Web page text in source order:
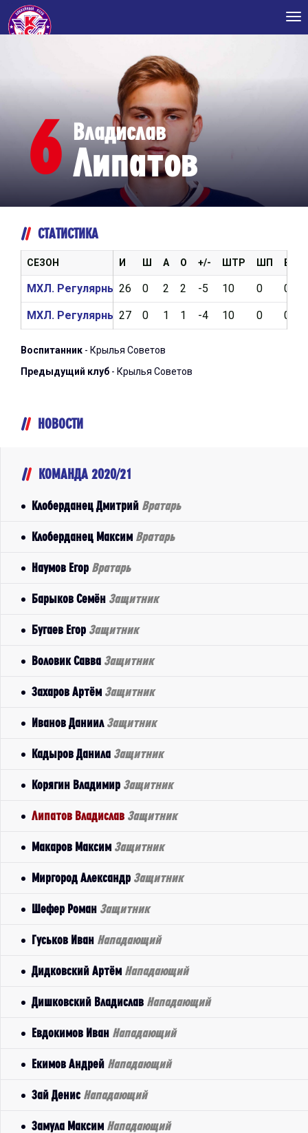
6 Владислав
Липатов
СТАТИСТИКА
И Ш А О +/- ШТР ШП ВБР
26 0 2 2 -5 10 0 0
27 0 1 1 -4 10 0 0
СЕЗОН
МХЛ. Регулярный чемпионат 2021/2022
МХЛ. Регулярный чемпионат 2020/2021
Воспитанник - Крылья Советов
Предыдущий клуб - Крылья Советов
НОВОСТИ
КОМАНДА 2020/21
Клоберданец Дмитрий Вратарь
Клоберданец Максим Вратарь
Наумов Егор Вратарь
Барыков Семён Защитник
Бугаев Егор Защитник
Воловик Савва Защитник
Захаров Артём Защитник
Иванов Даниил Защитник
Кадыров Данила Защитник
Корягин Владимир Защитник
Липатов Владислав Защитник
Макаров Максим Защитник
Миргород Александр Защитник
Шефер Роман Защитник
Гуськов Иван Нападающий
Дидковский Артём Нападающий
Дишковский Владислав Нападающий
Евдокимов Иван Нападающий
Екимов Андрей Нападающий
Зай Денис Нападающий
Замула Максим Нападающий